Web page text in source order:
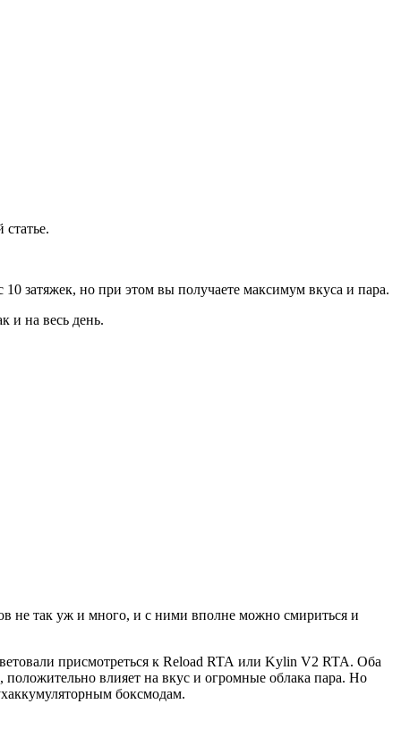
затяжек, но при этом вы получаете максимум вкуса и пара.
и на весь день.
не так уж и много, и с ними вполне можно смириться и
присмотреться к Reload RTA или Kylin V2 RTA. Оба
влияет на вкус и огромные облака пара. Но
боксмодам.